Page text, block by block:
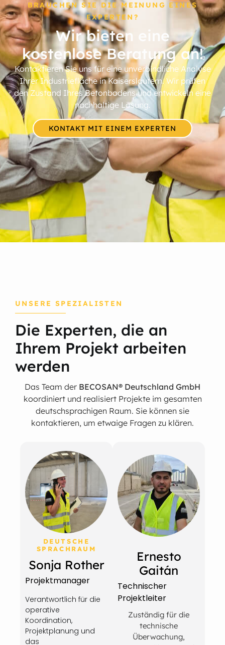
BRAUCHEN SIE DIE MEINUNG EINES
EXPERTEN?
Wir bieten eine
kostenlose Beratung an!
Kontaktieren Sie uns für eine unverbindliche Analyse
Ihrer Industriefläche in Kaiserslautern. Wir prüfen
den Zustand Ihres Betonbodens und entwickeln eine
nachhaltige Lösung.
KONTAKT MIT EINEM EXPERTEN
UNSERE SPEZIALISTEN
Die Experten, die an
Ihrem Projekt arbeiten
werden
Das Team der BECOSAN® Deutschland GmbH
koordiniert und realisiert Projekte im gesamten
deutschsprachigen Raum. Sie können sie
kontaktieren, um etwaige Fragen zu klären.
DEUTSCHE
SPRACHRAUM
Sonja Rother
Projektmanager
Verantwortlich für die
operative
Koordination,
Projektplanung und
das
Ernesto
Gaitán
Technischer
Projektleiter
Zuständig für die
technische
Überwachung,